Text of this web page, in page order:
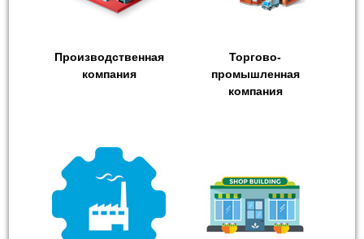
Производственная
компания
Торгово-
промышленная
компания